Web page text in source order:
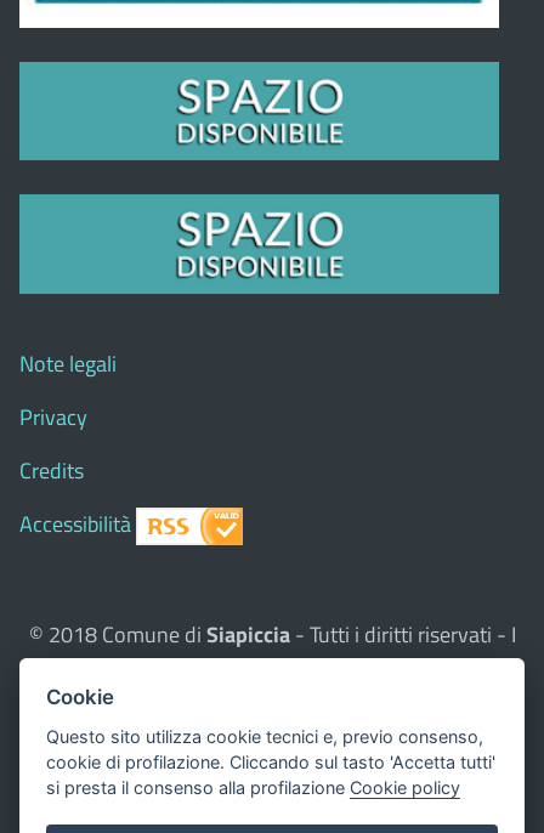
Note legali
Privacy
Credits
Accessibilità
© 2018 Comune diSiapiccia- Tutti i diritti riservati - I
contenuti del sito, testi e immagini sono di proprietà
del Comune - CMS:
Questo sito utilizza, nella versione per UTENTI CON
DISLESSIA,Biancoenero ®, una font italiana ad Alta
Leggibilità.
Cookie
Questo sito utilizza cookie tecnici e, previo consenso,
cookie di profilazione. Cliccando sul tasto 'Accetta tutti'
si presta il consenso alla profilazione Cookie policy